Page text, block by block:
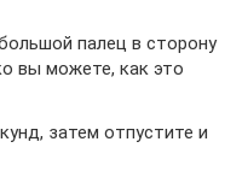
палец в сторону
вы можете, как это
затем отпустите и